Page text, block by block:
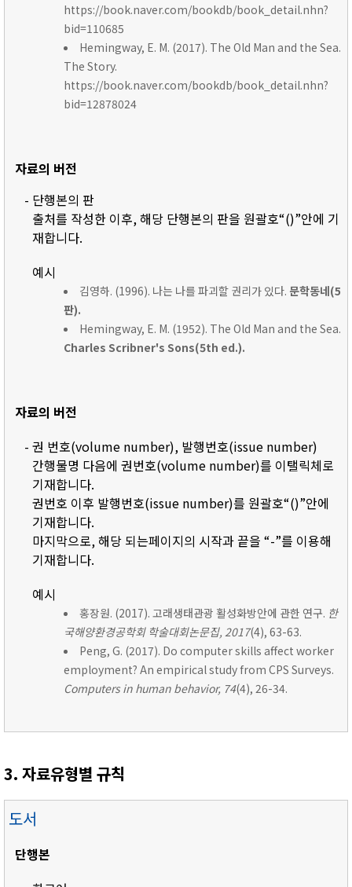
https://book.naver.com/bookdb/book_detail.nhn?
bid=110685
Hemingway, E. M. (2017). The Old Man and the Sea.
The Story.
https://book.naver.com/bookdb/book_detail.nhn?
bid=12878024
자료의 버전
- 단행본의 판
출처를 작성한 이후, 해당 단행본의 판을 원괄호“()”안에 기
재합니다.
예시
김영하. (1996). 나는 나를 파괴할 권리가 있다. 문학동네(5
판).
Hemingway, E. M. (1952). The Old Man and the Sea.
Charles Scribner's Sons(5th ed.).
자료의 버전
- 권 번호(volume number), 발행번호(issue number)
간행물명 다음에 권번호(volume number)를 이탤릭체로
기재합니다.
권번호 이후 발행번호(issue number)를 원괄호“()”안에
기재합니다.
마지막으로, 해당 되는페이지의 시작과 끝을 “-”를 이용해
기재합니다.
예시
홍장원. (2017). 고래생태관광 활성화방안에 관한 연구. 한
국해양환경공학회 학술대회논문집, 2017(4), 63-63.
Peng, G. (2017). Do computer skills affect worker
employment? An empirical study from CPS Surveys.
Computers in human behavior, 74(4), 26-34.
3. 자료유형별 규칙
도서
단행본